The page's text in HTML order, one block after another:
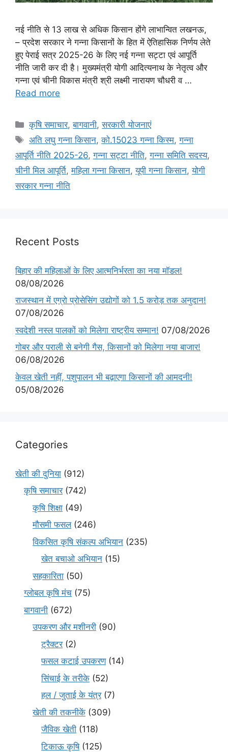
नई नीति से 13 लाख से अधिक किसान होंगे लाभान्वित लखनऊ,
– प्रदेश सरकार ने गन्ना किसानों के हित में ऐतिहासिक निर्णय लेते
हुए पेराई सत्र 2025-26 के लिए नई गन्ना सट्टा एवं आपूर्ति
नीति जारी कर दी है। मुख्यमंत्री योगी आदित्यनाथ के नेतृत्व और
गन्ना एवं चीनी विकास मंत्री श्री लक्ष्मी नारायण चौधरी व …
Read more
कृषि समाचार,बागवानी,सरकारी योजनाएं
अति लघु गन्ना किसान,को.15023 गन्ना किस्म,गन्ना
आपूर्ति नीति 2025-26,गन्ना सट्टा नीति,गन्ना समिति सदस्य,
चीनी मिल आपूर्ति,महिला गन्ना किसान,यूपी गन्ना किसान,योगी
सरकार गन्ना नीति
Recent Posts
बिहार की महिलाओं के लिए आत्मनिर्भरता का नया मॉडल!
08/08/2026
राजस्थान में एग्रो प्रोसेसिंग उद्योगों को 1.5 करोड़ तक अनुदान!
07/08/2026
स्वदेशी नस्ल पालकों को मिलेगा राष्ट्रीय सम्मान! 07/08/2026
गोबर और पराली से बनेगी गैस, किसानों को मिलेगा नया बाजार!
06/08/2026
केवल खेती नहीं, पशुपालन भी बढ़ाएगा किसानों की आमदनी!
05/08/2026
Categories
खेती की दुनिया (912)
कृषि समाचार(742)
कृषि शिक्षा (49)
मौसमी फसल(246)
विकसित कृषि संकल्प अभियान (235)
खेत बचाओ अभियान (15)
सहकारिता (50)
ग्लोबल कृषि मंच (75)
बागवानी (672)
उपकरण और मशीनरी (90)
ट्रैक्टर(2)
फसल कटाई उपकरण(14)
सिंचाई के तरीके (52)
हल / जुताई के यंत्र(7)
खेती की तकनीकें (309)
जैविक खेती (118)
टिकाऊ कृषि(125)